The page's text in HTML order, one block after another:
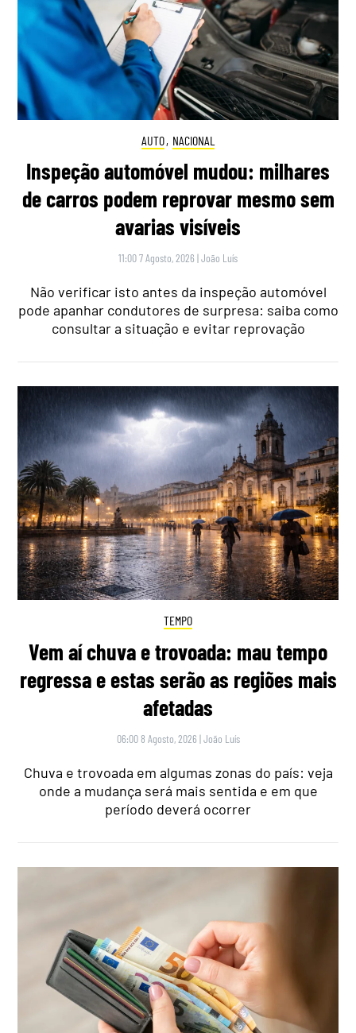
AUTO, NACIONAL
Inspeção automóvel mudou: milhares
de carros podem reprovar mesmo sem
avarias visíveis
11:00 7 Agosto, 2026 |João Luís
Não verificar isto antes da inspeção automóvel
pode apanhar condutores de surpresa: saiba como
consultar a situação e evitar reprovação
TEMPO
Vem aí chuva e trovoada: mau tempo
regressa e estas serão as regiões mais
afetadas
06:00 8 Agosto, 2026 |João Luís
Chuva e trovoada em algumas zonas do país: veja
onde a mudança será mais sentida e em que
período deverá ocorrer